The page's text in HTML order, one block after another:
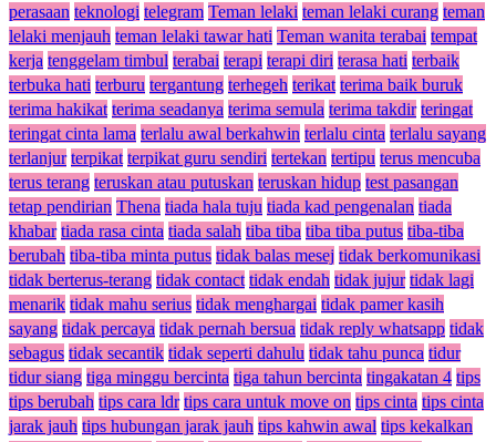
perasaan teknologi telegram Teman lelaki teman lelaki curang teman
lelaki menjauh teman lelaki tawar hati Teman wanita terabai tempat
kerja tenggelam timbul terabai terapi terapi diri terasa hati terbaik
terbuka hati terburu tergantung terhegeh terikat terima baik buruk
terima hakikat terima seadanya terima semula terima takdir teringat
teringat cinta lama terlalu awal berkahwin terlalu cinta terlalu sayang
terlanjur terpikat terpikat guru sendiri tertekan tertipu terus mencuba
terus terang teruskan atau putuskan teruskan hidup test pasangan
tetap pendirian Thena tiada hala tuju tiada kad pengenalan tiada
khabar tiada rasa cinta tiada salah tiba tiba tiba tiba putus tiba-tiba
berubah tiba-tiba minta putus tidak balas mesej tidak berkomunikasi
tidak berterus-terang tidak contact tidak endah tidak jujur tidak lagi
menarik tidak mahu serius tidak menghargai tidak pamer kasih
sayang tidak percaya tidak pernah bersua tidak reply whatsapp tidak
sebagus tidak secantik tidak seperti dahulu tidak tahu punca tidur
tidur siang tiga minggu bercinta tiga tahun bercinta tingakatan 4 tips
tips berubah tips cara ldr tips cara untuk move on tips cinta tips cinta
jarak jauh tips hubungan jarak jauh tips kahwin awal tips kekalkan